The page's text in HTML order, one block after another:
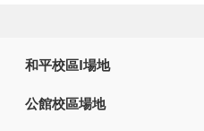
和平校區I場地
公館校區場地